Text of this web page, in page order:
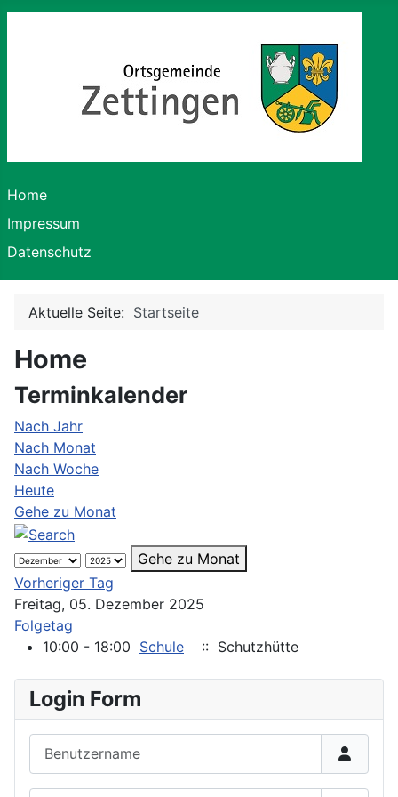
Home
Impressum
Datenschutz
Aktuelle Seite: Startseite
Home
Terminkalender
Nach Jahr
Nach Monat
Nach Woche
Heute
Gehe zu Monat
Gehe zu Monat
Vorheriger Tag
Freitag, 05. Dezember 2025
Folgetag
10:00 - 18:00 Schule :: Schutzhütte
Login Form